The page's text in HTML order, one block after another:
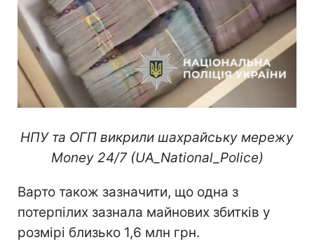
НПУ та ОГП викрили шахрайську мережу
Money 24/7 (UA_National_Police)
Варто також зазначити, що одна з
потерпілих зазнала майнових збитків у
розмірі близько 1,6 млн грн.